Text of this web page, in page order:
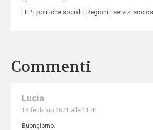
LEP politiche sociali Regioni servizi
Commenti
Lucia
15 febbraio 2021 alle 11:41
Buongiorno.